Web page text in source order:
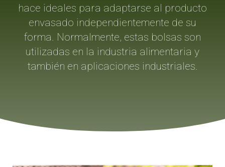
hace ideales para adaptarse al producto
envasado independientemente de su
forma. Normalmente, estas bolsas son
utilizadas en la industria alimentaria y
también en aplicaciones industriales.